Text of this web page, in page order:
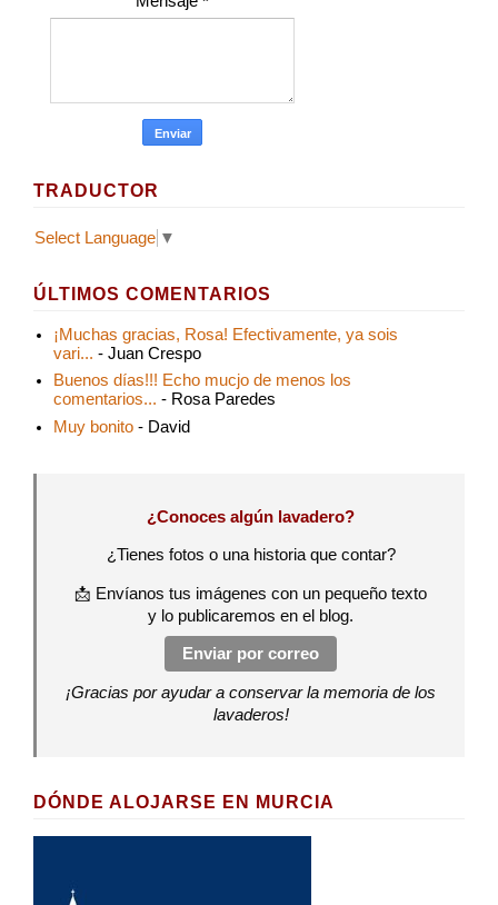
TRADUCTOR
Select Language ▼
ÚLTIMOS COMENTARIOS
¡Muchas gracias, Rosa! Efectivamente, ya sois
vari... - Juan Crespo
Buenos días!!! Echo mucjo de menos los
comentarios... - Rosa Paredes
Muy bonito - David
¿Conoces algún lavadero?
¿Tienes fotos o una historia que contar?
📩 Envíanos tus imágenes con un pequeño texto
y lo publicaremos en el blog.
Enviar por correo
¡Gracias por ayudar a conservar la memoria de los
lavaderos!
DÓNDE ALOJARSE EN MURCIA